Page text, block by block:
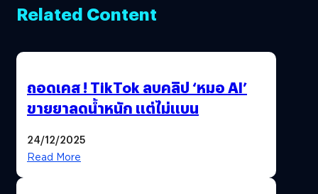
Related Content
ถอดเคส ! TikTok ลบคลิป ‘หมอ AI’
ขายยาลดน้ำหนัก แต่ไม่แบน
24/12/2025
Read More